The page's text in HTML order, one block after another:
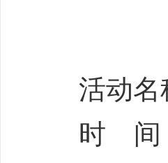
活动名
时 间